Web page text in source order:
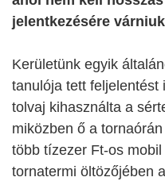
jelentkezésére
Kerületünk egyik
tanulója tett feljelentést
tolvaj kihasználta a
miközben ő a
több tízezer Ft-os
tornatermi öltözőjében